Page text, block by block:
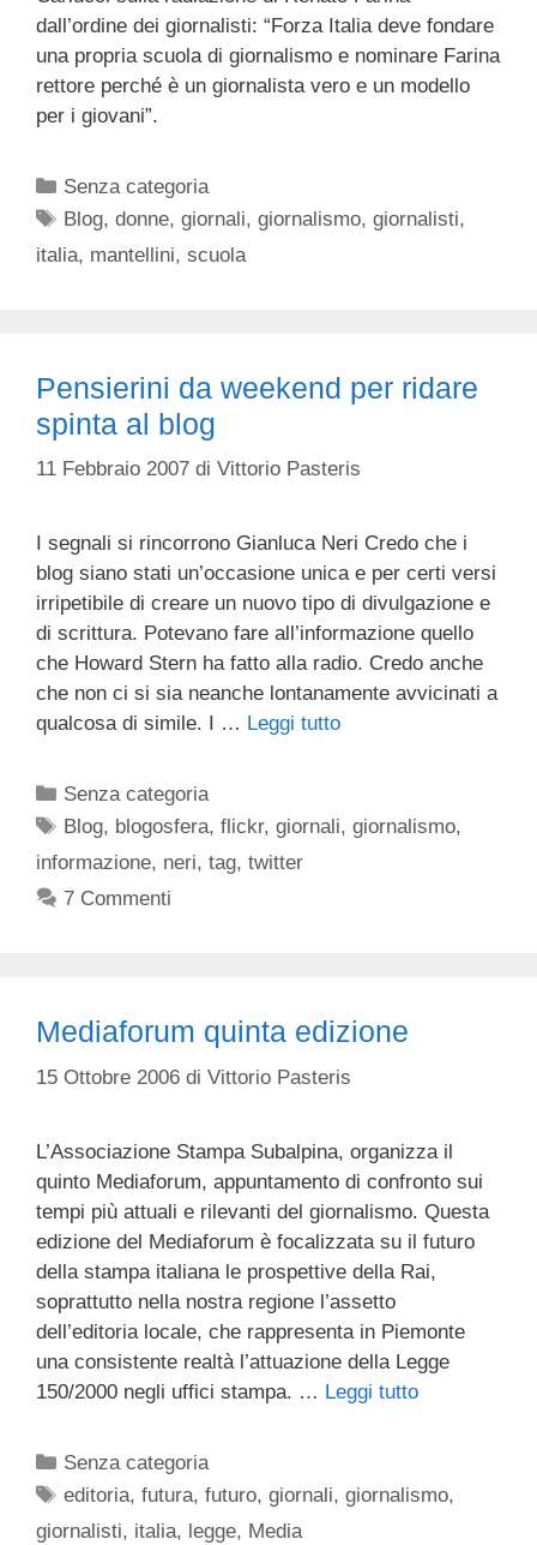
dall’ordine dei giornalisti: “Forza Italia deve fondare
una propria scuola di giornalismo e nominare Farina
rettore perché è un giornalista vero e un modello
per i giovani”.
Categorie
Senza categoria
Tag
Blog,donne,giornali,giornalismo,giornalisti,
italia, mantellini, scuola
Pensierini da weekend per ridare
spinta al blog
11 Febbraio 2007 di Vittorio Pasteris
I segnali si rincorrono Gianluca Neri Credo che i
blog siano stati un’occasione unica e per certi versi
irripetibile di creare un nuovo tipo di divulgazione e
di scrittura. Potevano fare all’informazione quello
che Howard Stern ha fatto alla radio. Credo anche
che non ci si sia neanche lontanamente avvicinati a
qualcosa di simile. I … Leggi tutto
Categorie
Senza categoria
Tag
Blog, blogosfera,flickr,giornali,giornalismo,
informazione, neri, tag, twitter
7 Commenti
Mediaforum quinta edizione
15 Ottobre 2006 di Vittorio Pasteris
L’Associazione Stampa Subalpina, organizza il
quinto Mediaforum, appuntamento di confronto sui
tempi più attuali e rilevanti del giornalismo. Questa
edizione del Mediaforum è focalizzata su il futuro
della stampa italiana le prospettive della Rai,
soprattutto nella nostra regione l’assetto
dell’editoria locale, che rappresenta in Piemonte
una consistente realtà l’attuazione della Legge
150/2000 negli uffici stampa. … Leggi tutto
Categorie
Senza categoria
Tag
editoria,futura,futuro,giornali,giornalismo,
giornalisti, italia, legge, Media